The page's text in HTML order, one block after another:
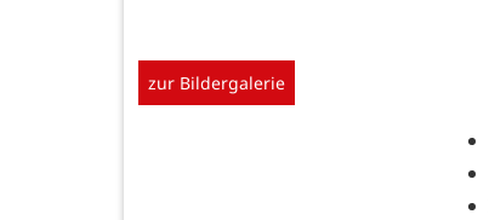
zur Bildergalerie